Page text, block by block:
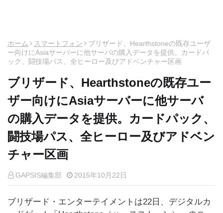
ホーム スマートフォン
ブリザード、Hearthstoneの既存ユーザ
ー向けにAsiaサーバーに他サーバの購入データを提供。カードパ
ック、闘技場パス、全ヒーロー及びアドベンチャー区画
ブリザード、Hearthstoneの既存ユー
ザー向けにAsiaサーバーに他サーバ
の購入データを提供。カードパック、
闘技場パス、全ヒーロー及びアドベン
チャー区画
GAPSIS編集部 2015年10月22日
ブリザード・エンターテイメントは22日、デジタルカ